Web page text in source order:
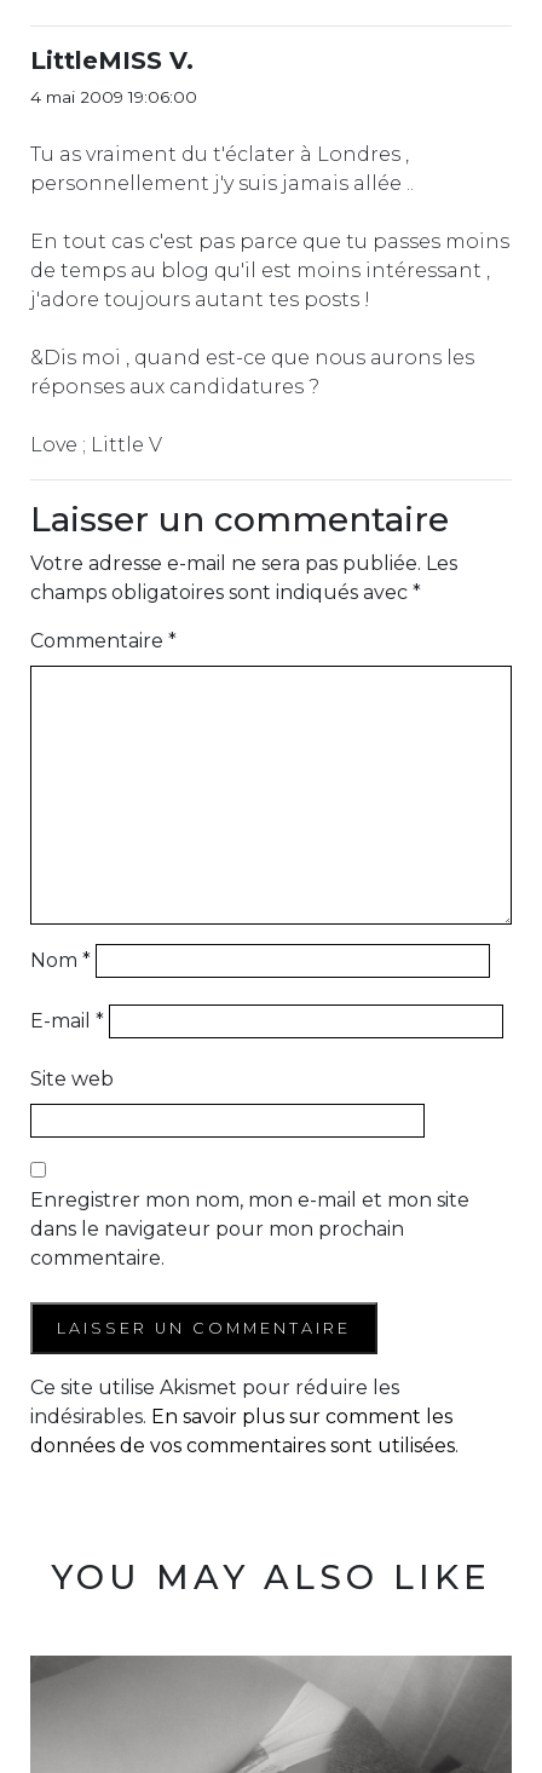
LittleMISS V.
4 mai 2009 19:06:00
Tu as vraiment du t'éclater à Londres ,
personnellement j'y suis jamais allée ..
En tout cas c'est pas parce que tu passes moins
de temps au blog qu'il est moins intéressant ,
j'adore toujours autant tes posts !
&Dis moi , quand est-ce que nous aurons les
réponses aux candidatures ?
Love ; Little V
Laisser un commentaire
Votre adresse e-mail ne sera pas publiée. Les
champs obligatoires sont indiqués avec *
Commentaire *
Nom *
E-mail *
Site web
Enregistrer mon nom, mon e-mail et mon site
dans le navigateur pour mon prochain
commentaire.
Ce site utilise Akismet pour réduire les
indésirables. En savoir plus sur comment les
données de vos commentaires sont utilisées.
YOU MAY ALSO LIKE